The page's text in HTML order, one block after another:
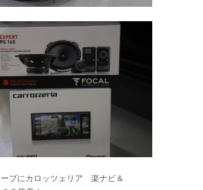
ーブにカロッツェリア 楽ナビ＆